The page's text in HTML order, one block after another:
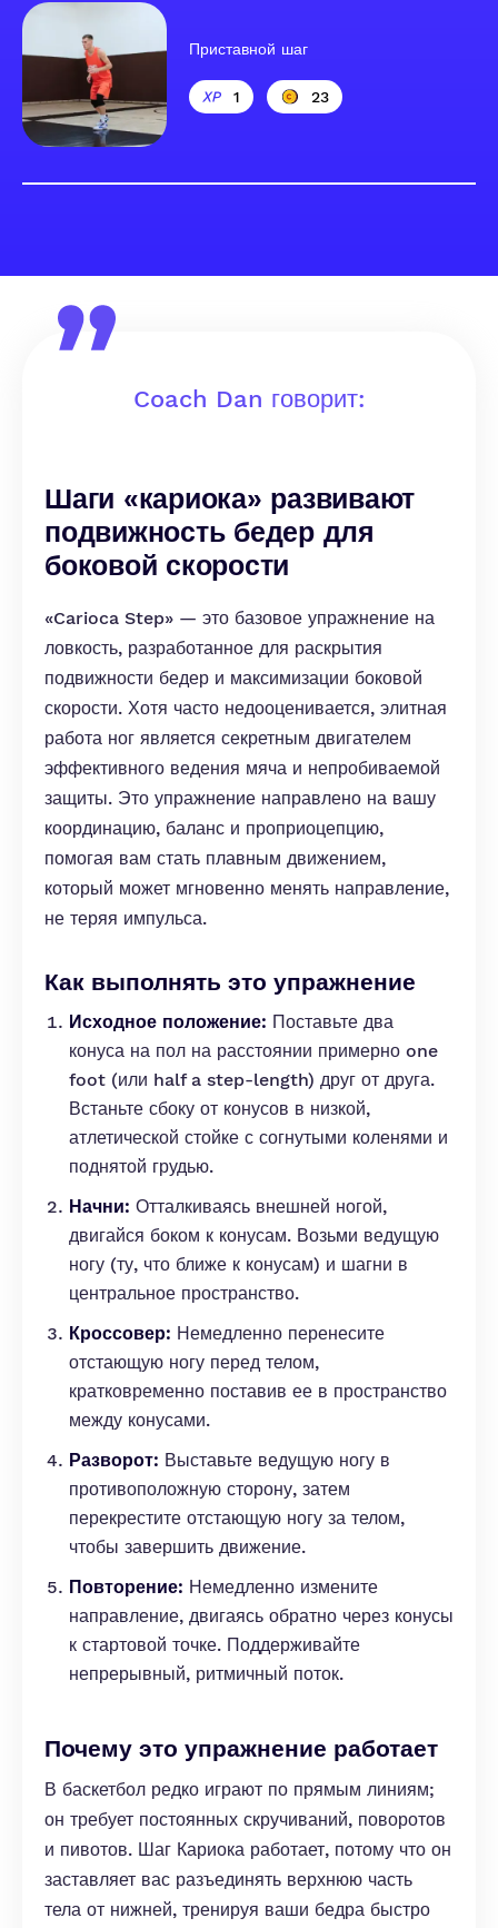
Приставной шаг
1 23
Coach Dan говорит:
Шаги «кариока» развивают
подвижность бедер для
боковой скорости
«Carioca Step» — это базовое упражнение на
ловкость, разработанное для раскрытия
подвижности бедер и максимизации боковой
скорости. Хотя часто недооценивается, элитная
работа ног является секретным двигателем
эффективного ведения мяча и непробиваемой
защиты. Это упражнение направлено на вашу
координацию, баланс и проприоцепцию,
помогая вам стать плавным движением,
который может мгновенно менять направление,
не теряя импульса.
Как выполнять это упражнение
Исходное положение: Поставьте два
конуса на пол на расстоянии примерно one
foot (или half a step-length) друг от друга.
Встаньте сбоку от конусов в низкой,
атлетической стойке с согнутыми коленями и
поднятой грудью.
Начни: Отталкиваясь внешней ногой,
двигайся боком к конусам. Возьми ведущую
ногу (ту, что ближе к конусам) и шагни в
центральное пространство.
Кроссовер: Немедленно перенесите
отстающую ногу перед телом,
кратковременно поставив ее в пространство
между конусами.
Разворот: Выставьте ведущую ногу в
противоположную сторону, затем
перекрестите отстающую ногу за телом,
чтобы завершить движение.
Повторение: Немедленно измените
направление, двигаясь обратно через конусы
к стартовой точке. Поддерживайте
непрерывный, ритмичный поток.
Почему это упражнение работает
В баскетбол редко играют по прямым линиям;
он требует постоянных скручиваний, поворотов
и пивотов. Шаг Кариока работает, потому что он
заставляет вас разъединять верхнюю часть
тела от нижней, тренируя ваши бедра быстро